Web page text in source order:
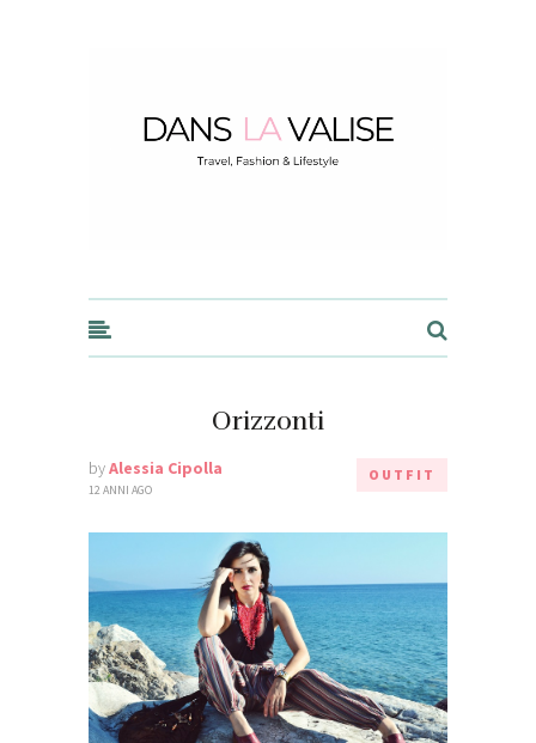
Orizzonti
byAlessia Cipolla
12 ANNI AGO
OUTFIT